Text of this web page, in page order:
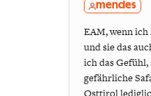
mendes
EAM, wenn
und sie das
ich das
gefährliche
Osttirol